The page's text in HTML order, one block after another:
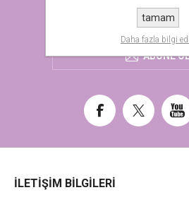
ABONE
İLETIŞIM BILGILERI
tamam
Daha fazla bilgi